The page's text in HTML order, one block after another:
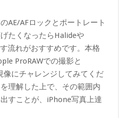
AE/AFロックとポートレート
たくなったらHalideや
流れがおすすめです。本格
ProRAWでの撮影と
にチャレンジしてみてくだ
理解した上で、その範囲内
すことが、iPhone写真上達